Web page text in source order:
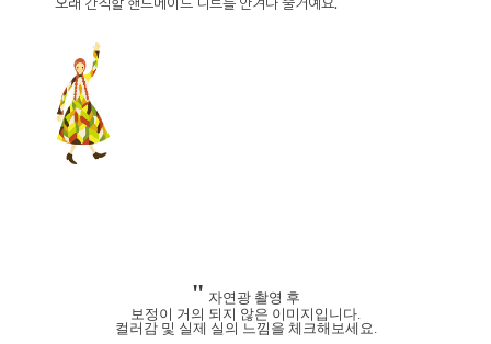
" 자연광 촬영 후
보정이 거의 되지 않은 이미지입니다.
컬러감 및 실제 실의 느낌을 체크해보세요.